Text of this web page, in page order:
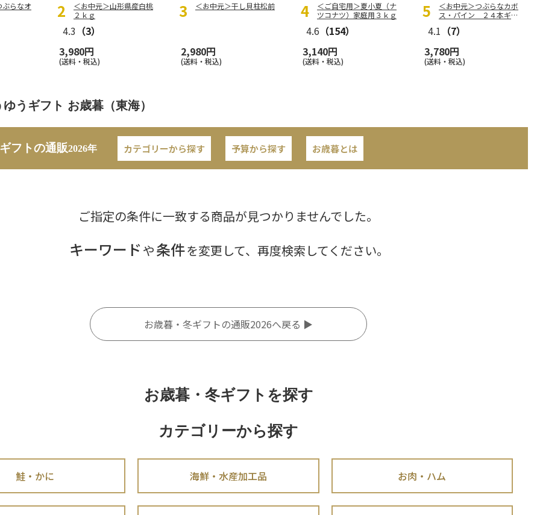
ぶらなオ
＜お中元＞山形県産白桃
２ｋｇ
4.3 （3）
3,980円
(送料・税込)
＜お中元＞干し貝柱松前
2,980円
(送料・税込)
＜ご自宅用＞夏小夏（ナ
ツコナツ）家庭用３ｋｇ
4.6 （154）
3,140円
(送料・税込)
＜お中元＞つぶらなカボ
ス・パイン ２４本ギフ
4.1 （7）
3,780円
(送料・税込)
うギフト お歳暮（東海）
フトの通販2026年 カテゴリーから探す 予算から探す お歳暮とは
ご指定の条件に一致する商品が見つかりませんでした。
キーワードや条件を変更して、再度検索してください。
お歳暮・冬ギフトの通販2026へ戻る ▶
お歳暮・冬ギフトを探す
カテゴリーから探す
鮭・かに 海鮮・水産加工品 お肉・ハム